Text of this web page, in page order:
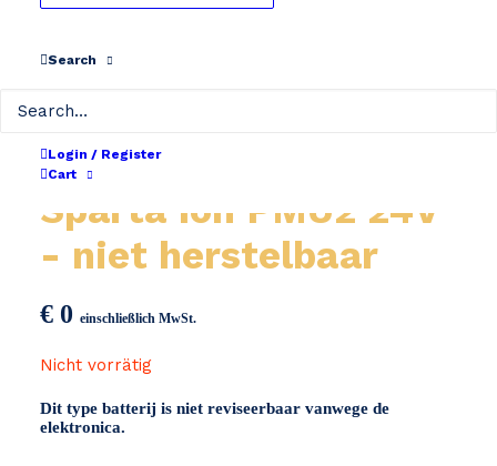
Search
Login / Register
Cart
Sparta Ion PMU2 24V
- niet herstelbaar
€ 0 einschließlich MwSt.
Nicht vorrätig
Dit type batterij is niet reviseerbaar vanwege de
elektronica.